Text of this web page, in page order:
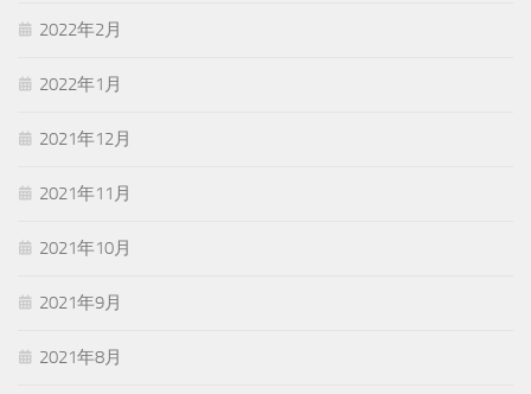
2022年2月
2022年1月
2021年12月
2021年11月
2021年10月
2021年9月
2021年8月